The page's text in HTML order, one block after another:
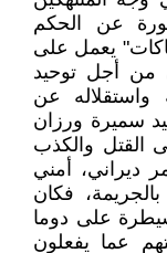
عن الحكم
يعمل على
من أجل توحيد
واستقلاله عن
سميرة ورزان
القتل والكذب
ديراني، أمني
فكان
على دوما
عما يفعلون